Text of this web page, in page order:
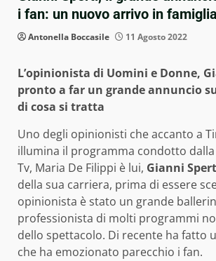
i fan: un nuovo arrivo in famiglia
Antonella Boccasile 11 Agosto 2022
L’opinionista di Uomini e Donne,
pronto a far un grande annuncio
di cosa si tratta
Uno degli opinionisti che accanto a
illumina il programma condotto dalla
Tv, Maria De Filippi è lui, Gianni
della sua carriera, prima di essere
opinionista è stato un grande
professionista di molti programmi
dello spettacolo. Di recente ha fatto
che ha emozionato parecchio i fan.